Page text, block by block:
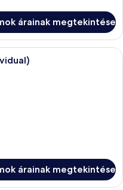
árainak megtekintése
szállodai szoba, amelyben egy
árainak megtekintése